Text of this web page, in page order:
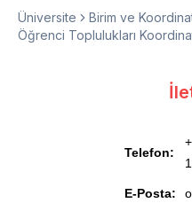
Üniversite
Birim ve
Öğrenci Toplulukları
Telefon:
E-Posta: